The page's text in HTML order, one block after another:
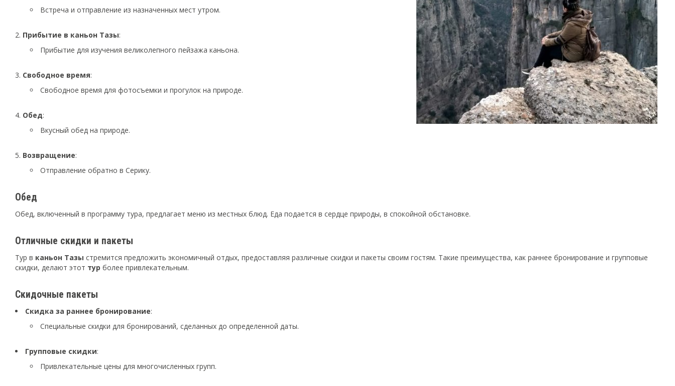
Встреча и отправление из назначенных мест утром.
Прибытие в каньон Тазы:
Прибытие для изучения великолепного пейзажа каньона.
Свободное время:
Свободное время для фотосъемки и прогулок на природе.
Обед:
Вкусный обед на природе.
Возвращение:
Отправление обратно в Серику.
Обед
Обед, включенный в программу тура, предлагает меню из местных блюд. Еда подается в сердце природы, в спокойной обстановке.
Отличные скидки и пакеты
Тур в каньон Тазы стремится предложить экономичный отдых, предоставляя различные скидки и пакеты своим гостям. Такие преимущества, как раннее бронирование и групповые
скидки, делают этот тур более привлекательным.
Скидочные пакеты
Скидка за раннее бронирование:
Специальные скидки для бронирований, сделанных до определенной даты.
Групповые скидки:
Привлекательные цены для многочисленных групп.